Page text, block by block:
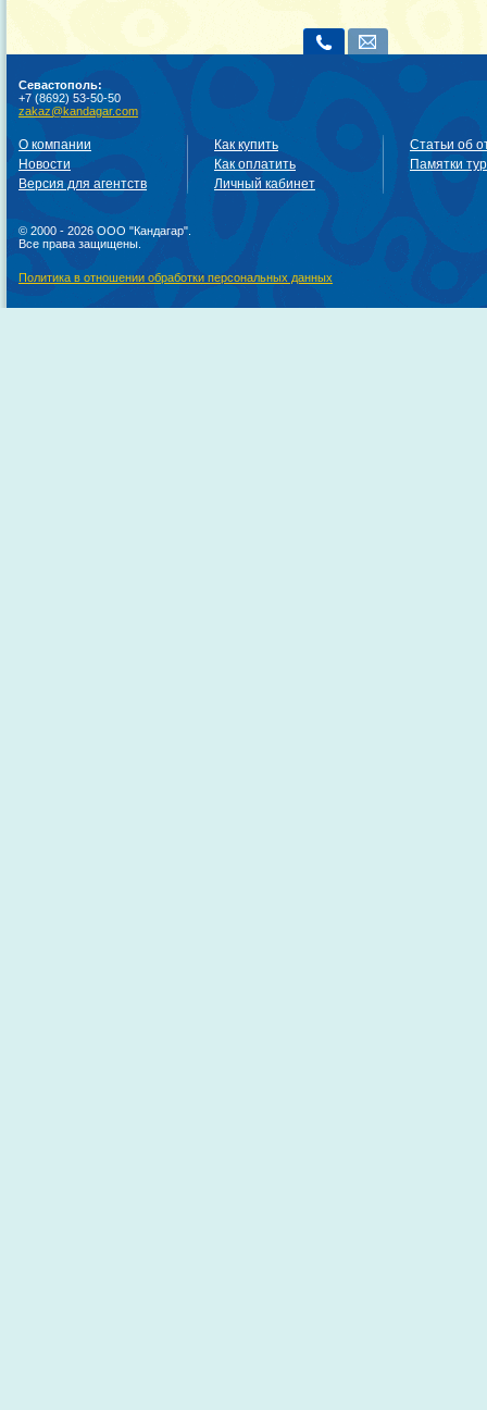
Севастополь:
+7 (8692) 53-50-50
zakaz@kandagar.com
О компании
Новости
Версия для агентств
Как купить
Как оплатить
Личный кабинет
Статьи об
Памятки
© 2000 - 2026 ООО "Кандагар".
Все права защищены.
Политика в отношении обработки персональных данных